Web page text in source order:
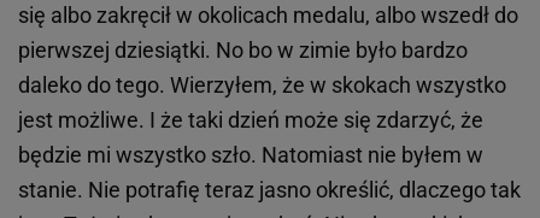
się albo zakręcił w okolicach medalu, albo wszedł do
pierwszej dziesiątki. No bo w zimie było bardzo
daleko do tego. Wierzyłem, że w skokach wszystko
jest możliwe. I że taki dzień może się zdarzyć, że
będzie mi wszystko szło. Natomiast nie byłem w
stanie. Nie potrafię teraz jasno określić, dlaczego tak